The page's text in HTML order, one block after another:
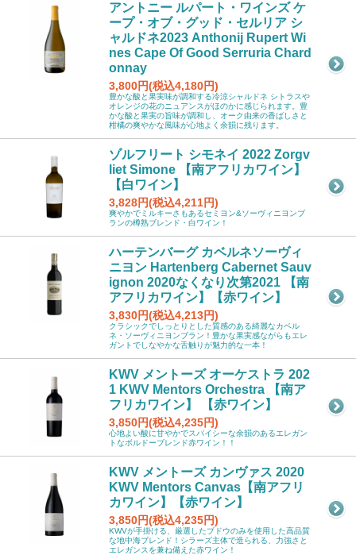
アントニー ルパート・ワインズ ケ
ープ・オブ・グッド・セルリア シ
ャルドネ2023 Anthonij Rupert Wi
nes Cape Of Good Serruria Chard
onnay
3,800円(税込4,180円)
豊かな酸と果実味が調和する冷涼シャルドネ シトラスや
オレンジの花のニュアンスがほのかに感じられます。豊
かな酸と果実の旨味が調和し、オーク由来の香ばしさと
柑橘の爽やかな風味が心地よく余韻に残ります。
ゾルフリート シモネイ 2022 Zorgv
liet Simone 【南アフリカワイン】
【白ワイン】
3,828円(税込4,211円)
爽やかでミルキーさもあるセミヨン&ソーヴィニヨンブ
ランの樽熟ブレンド・白ワイン！
ハーテンバーグ カベルネソーヴィ
ニヨン Hartenberg Cabernet Sauv
ignon 2020なくなり次第2021 【南
アフリカワイン】【赤ワイン】
3,830円(税込4,213円)
クラシックでしっとりとした質感のある綺麗なカベル
ネ・ソーヴィニヨンブラン！豊かな果実感ながらもエレ
ガントでしなやかな舌触りが魅力的な一本！
KWV メントーズ オーケストラ 202
1 KWV Mentors Orchestra 【南ア
フリカワイン】 【赤ワイン】
3,850円(税込4,235円)
心地よい酸に甘やかでスパイシーな余韻のあるエレガン
トなボルドーブレンド赤ワイン！！
KWV メントーズ カンヴァス 2020
KWV Mentors Canvas【南アフリ
カワイン】【赤ワイン】
3,850円(税込4,235円)
KWVが手掛ける、厳選したブドウのみを使用した高品質
な地中海ブレンド！シラーズ主体で造られる、力強さと
エレガンスを兼ね備えた赤ワイン！